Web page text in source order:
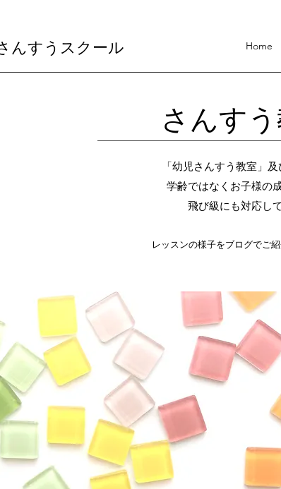
んすうスクール Home
さんす
「幼児さんすう教室」
学齢ではなくお子様の
飛び級にも対応し
レッスンの様子をブログでご